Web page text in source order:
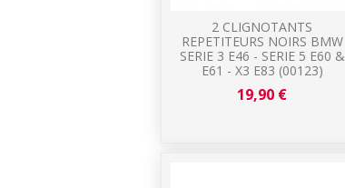
2 CLIGNOTANTS
REPETITEURS NOIRS BMW
SERIE 3 E46 - SERIE 5 E60 &
E61 - X3 E83 (00123)
19,90 €